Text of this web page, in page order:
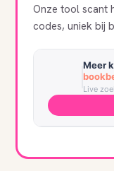
Onze tool scant
codes, uniek bij
Meer
Live